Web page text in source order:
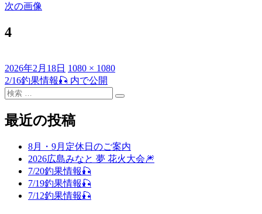
次の画像
4
投
稿
日:
2026年2月18日 フ
ル
ズ
1080 × 1080
投
稿
ナ
2/16釣果情報🎣 内で公開
検
対
象:
検
最近の投稿
8月・9月定休日のご案内
2026広島みなと 夢 花火大会🎆
7/20釣果情報🎣
7/19釣果情報🎣
7/12釣果情報🎣